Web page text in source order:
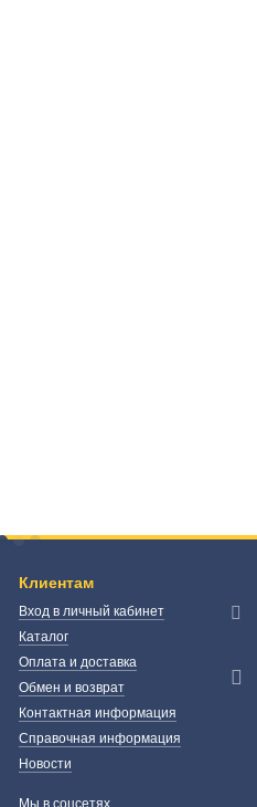
Клиентам
Вход в личный кабинет
Каталог
Оплата и доставка
Обмен и возврат
Контактная информация
Справочная информация
Новости
Мы в соцсетях